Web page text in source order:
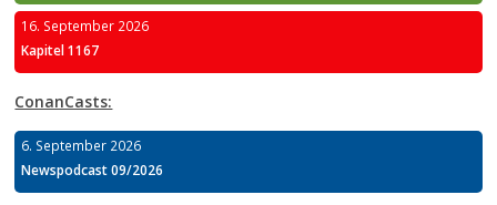
16. September 2026
Kapitel 1167
ConanCasts:
6. September 2026
Newspodcast 09/2026